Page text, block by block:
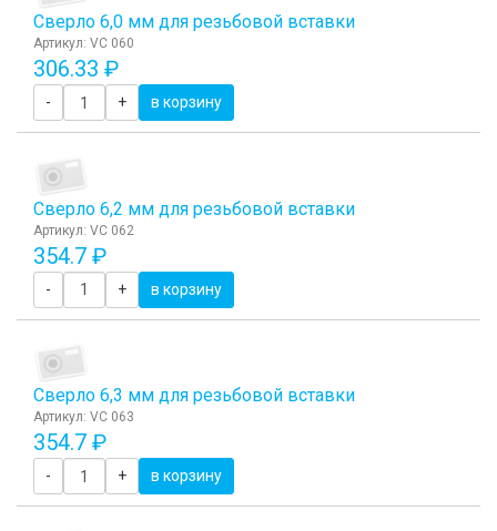
Сверло 6,0 мм для резьбовой вставки
Артикул: VC 060
306.33 ₽
- + в корзину
Сверло 6,2 мм для резьбовой вставки
Артикул: VC 062
354.7 ₽
- + в корзину
Сверло 6,3 мм для резьбовой вставки
Артикул: VC 063
354.7 ₽
- + в корзину